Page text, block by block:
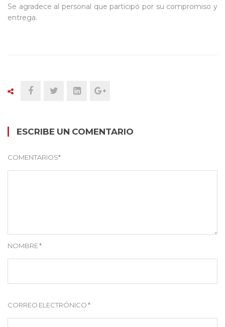
Se agradece al personal que participó por su compromiso y
entrega.
ESCRIBE UN COMENTARIO
COMENTARIOS*
NOMBRE*
CORREO ELECTRÓNICO*